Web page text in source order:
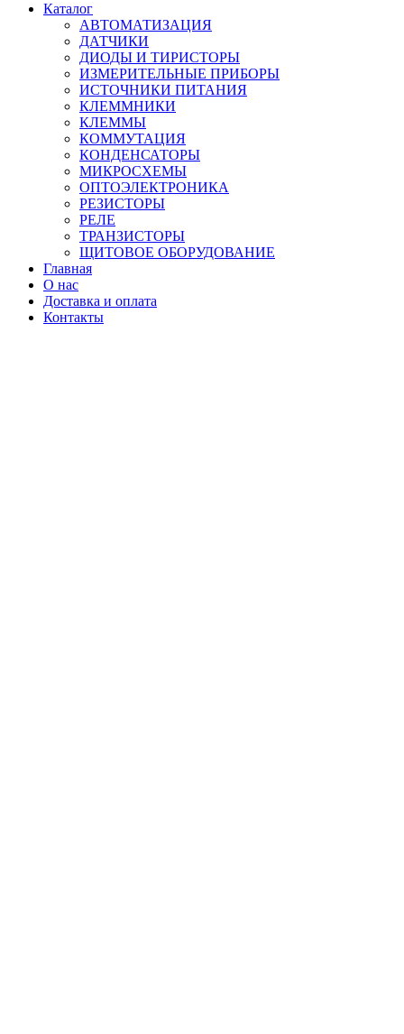
Каталог
АВТОМАТИЗАЦИЯ
ДАТЧИКИ
ДИОДЫ И ТИРИСТОРЫ
ИЗМЕРИТЕЛЬНЫЕ ПРИБОРЫ
ИСТОЧНИКИ ПИТАНИЯ
КЛЕММНИКИ
КЛЕММЫ
КОММУТАЦИЯ
КОНДЕНСАТОРЫ
МИКРОСХЕМЫ
ОПТОЭЛЕКТРОНИКА
РЕЗИСТОРЫ
РЕЛЕ
ТРАНЗИСТОРЫ
ЩИТОВОЕ ОБОРУДОВАНИЕ
Главная
О нас
Доставка и оплата
Контакты